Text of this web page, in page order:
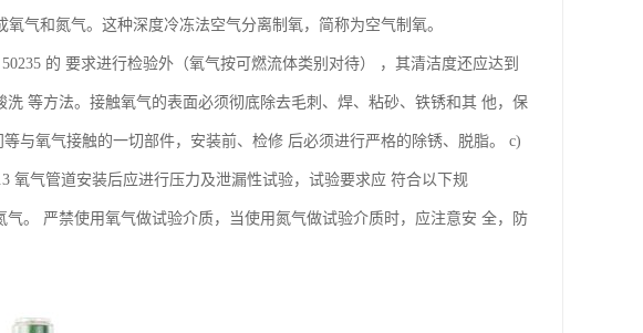
气和氮气。这种深度冷冻法空气分离制氧，简称为空气制氧。
的 要求进行检验外（氧气按可燃流体类别对待） ，其清洁度还应达到
等方法。接触氧气的表面必须彻底除去毛刺、焊、粘砂、铁锈和其 他，保
与氧气接触的一切部件，安装前、检修 后必须进行严格的除锈、脱脂。 c)
氧气管道安装后应进行压力及泄漏性试验，试验要求应 符合以下规
。 严禁使用氧气做试验介质，当使用氮气做试验介质时，应注意安 全，防